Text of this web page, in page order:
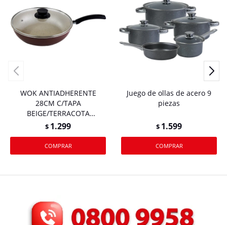
WOK ANTIADHERENTE
28CM C/TAPA
BEIGE/TERRACOTA
MARTINAZZO
$ 1.299
Juego de ollas de acero 9
piezas
$ 1.599